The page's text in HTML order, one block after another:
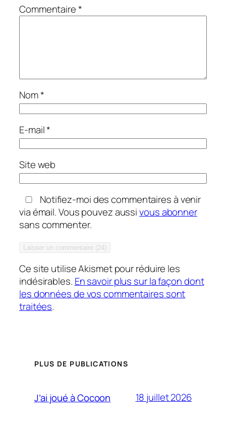
Commentaire*
Nom*
E-mail*
Site web
Notifiez-moi des commentaires à venir
via émail. Vous pouvez aussivous abonner
sans commenter.
Ce site utilise Akismet pour réduire les
indésirables. En savoir plus sur la façon dont
les données de vos commentaires sont
traitées.
PLUS DE PUBLICATIONS
J’ai joué à Cocoon 18 juillet 2026